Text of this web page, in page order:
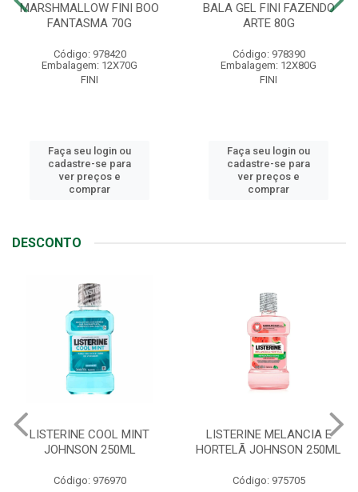
MARSHMALLOW FINI BOO
FANTASMA 70G
Código: 978420
Embalagem: 12X70G
FINI
Faça seu login ou
cadastre-se para
ver preços e
comprar
BALA GEL FINI FAZENDO
ARTE 80G
Código: 978390
Embalagem: 12X80G
FINI
Faça seu login ou
cadastre-se para
ver preços e
comprar
DESCONTO
COOL MINT
250ML
Código: 976970
LISTERINE MELANCIA E
HORTELÃ JOHNSON 250ML
Código: 975705